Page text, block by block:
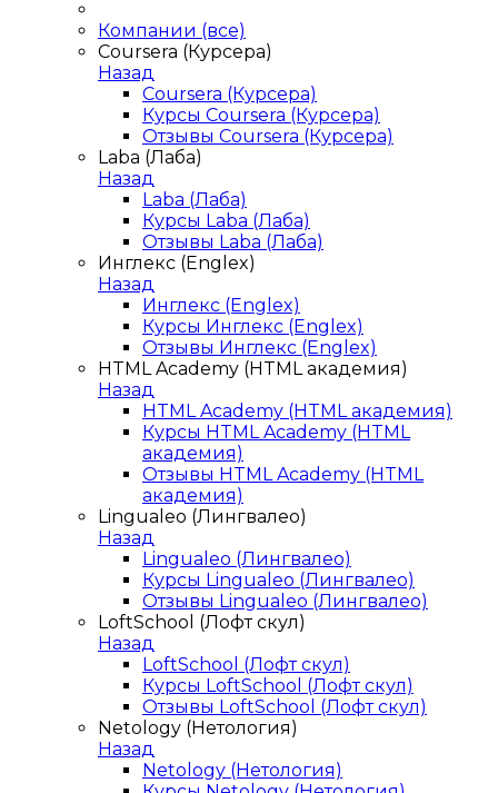
Компании (все)
Coursera (Курсера)
Назад
Coursera (Курсера)
Курсы Coursera (Курсера)
Отзывы Coursera (Курсера)
Laba (Лаба)
Назад
Laba (Лаба)
Курсы Laba (Лаба)
Отзывы Laba (Лаба)
Инглекс (Englex)
Назад
Инглекс (Englex)
Курсы Инглекс (Englex)
Отзывы Инглекс (Englex)
HTML Academy (HTML академия)
Назад
HTML Academy (HTML академия)
Курсы HTML Academy (HTML
академия)
Отзывы HTML Academy (HTML
академия)
Lingualeo (Лингвалео)
Назад
Lingualeo (Лингвалео)
Курсы Lingualeo (Лингвалео)
Отзывы Lingualeo (Лингвалео)
LoftSchool (Лофт скул)
Назад
LoftSchool (Лофт скул)
Курсы LoftSchool (Лофт скул)
Отзывы LoftSchool (Лофт скул)
Netology (Нетология)
Назад
Netology (Нетология)